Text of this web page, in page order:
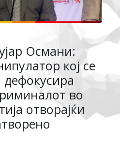
Османи:
кој се
дефокусира
во
отворајќи